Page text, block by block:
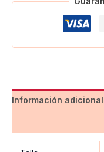
Información adicional